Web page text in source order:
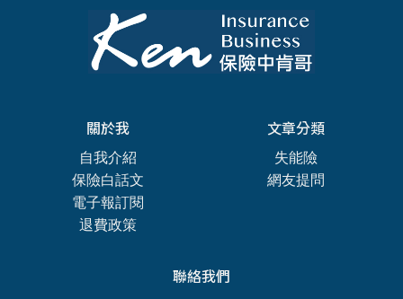
關於我
自我介紹
保險白話文
電子報訂閱
退費政策
文章分類
失能險
網友提問
聯絡我們